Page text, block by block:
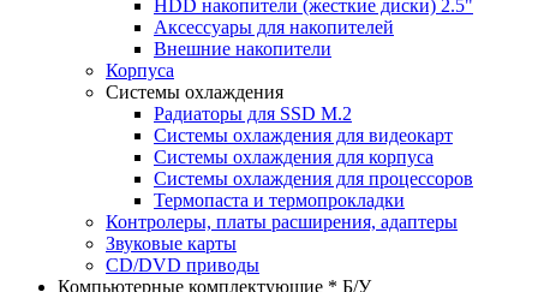
HDD накопители (жесткие диски) 2.5"
Аксессуары для накопителей
Внешние накопители
Корпуса
Системы охлаждения
Радиаторы для SSD M.2
Системы охлаждения для видеокарт
Системы охлаждения для корпуса
Системы охлаждения для процессоров
Термопаста и термопрокладки
Контролеры, платы расширения, адаптеры
Звуковые карты
CD/DVD приводы
Компьютерные комплектующие * Б/У